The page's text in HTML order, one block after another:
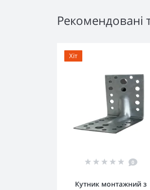
Рекомендовані
Хіт
0
Кутник монтажний з